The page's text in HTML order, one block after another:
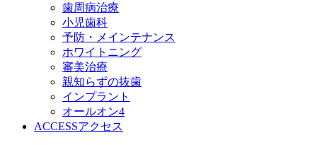
歯周病治療
小児歯科
予防・メインテナンス
ホワイトニング
審美治療
親知らずの抜歯
インプラント
オールオン4
ACCESSアクセス